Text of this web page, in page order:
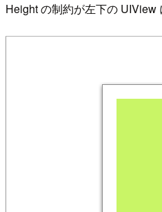
Height の制約が左下の UIView